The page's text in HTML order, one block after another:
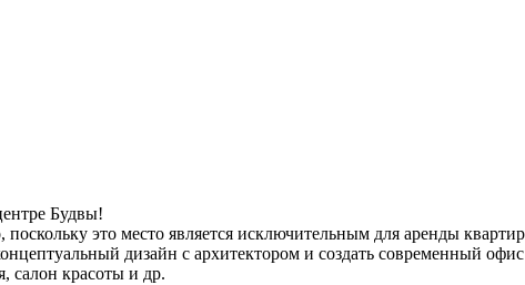
Будвы!
это место является исключительным для аренды
дизайн с архитектором и создать современный
салон красоты и др.